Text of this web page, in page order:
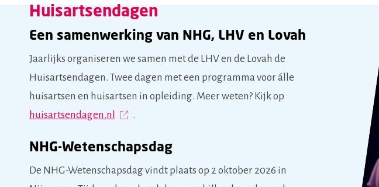
Huisartsendagen
Een samenwerking van NHG,LHV en Lovah
Jaarlijks organiseren we samen met de LHV en de Lovah de
Huisartsendagen. Twee dagen met een programma voor álle
huisartsen en huisartsen in opleiding. Meer weten? Kijk op
huisartsendagen.nl
.
NHG-Wetenschapsdag
De NHG-Wetenschapsdag vindt plaats op 2 oktober 2026 in